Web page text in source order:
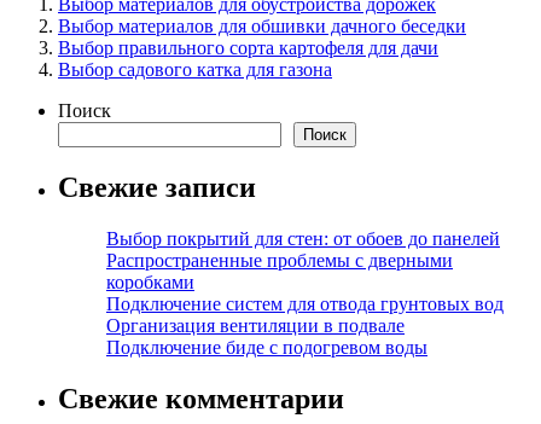
Выбор материалов для обшивки дачного беседки
Выбор правильного сорта картофеля для дачи
Выбор садового катка для газона
Поиск
Поиск
Свежие записи
Выбор покрытий для стен: от обоев до панелей
Распространенные проблемы с дверными
коробками
Подключение систем для отвода грунтовых вод
Организация вентиляции в подвале
Подключение биде с подогревом воды
Свежие комментарии